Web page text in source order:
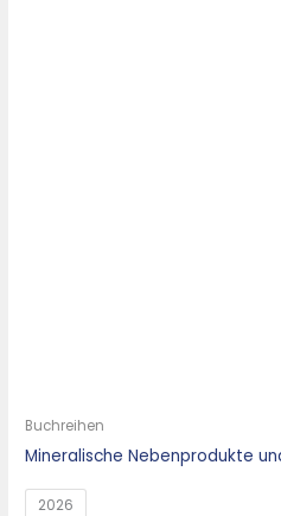
Buchreihen
Mineralische Nebenprodukte
2026